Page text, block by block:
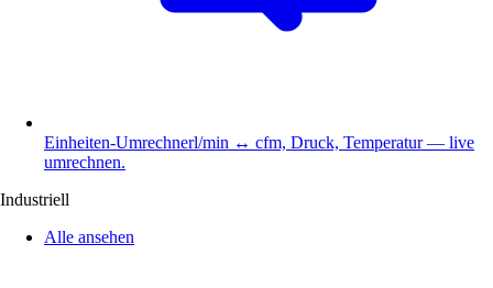
Einheiten-Umrechnerl/min ↔ cfm, Druck, Temperatur — live
umrechnen.
Industriell
Alle ansehen